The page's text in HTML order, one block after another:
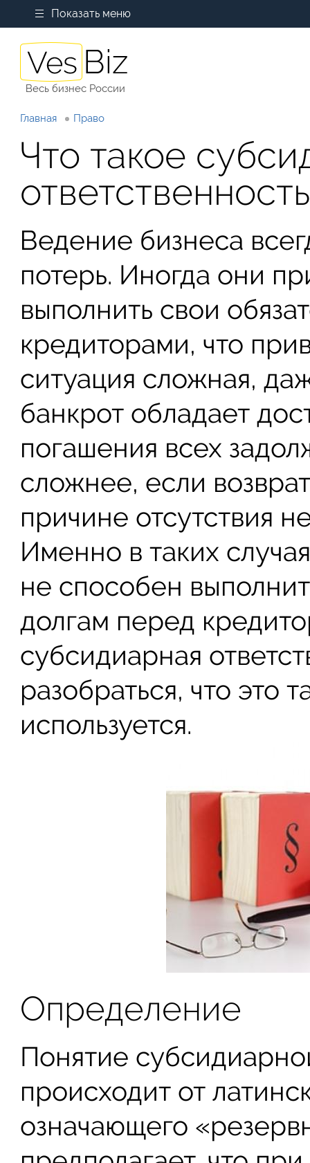
Показать меню
Весь бизнес России
Главная Право
Что такое
ответственность
Ведение бизнеса
потерь. Иногда они
выполнить свои
кредиторами, что
ситуация сложная,
банкрот обладает
погашения всех
сложнее, если
причине отсутствия
Именно в таких
не способен
долгам перед
субсидиарная
разобраться, что это
используется.
Определение
Понятие
происходит от
означающего